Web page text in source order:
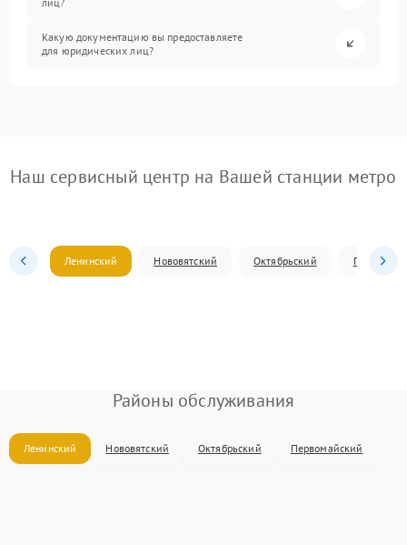
Какую документацию вы предоставляете
для юридических лиц?
Наш сервисный центр на Вашей станции метро
Ленинский Нововятский Октябрьский
Районы обслуживания
Ленинский Нововятский Октябрьский Первомайский